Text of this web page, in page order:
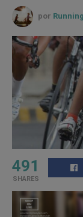
por
491
SHARES